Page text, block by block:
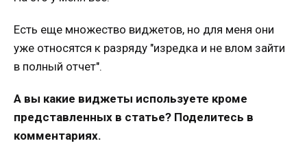
Есть еще множество виджетов, но для меня они
уже относятся к разряду "изредка и не влом зайти
в полный отчет".
А вы какие виджеты используете кроме
представленных в статье? Поделитесь в
комментариях.